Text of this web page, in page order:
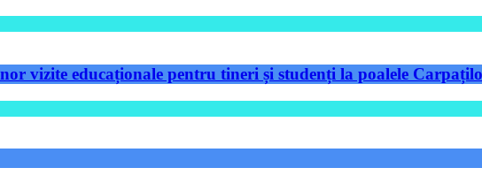
vizite educaționale pentru tineri și studenți la poalele